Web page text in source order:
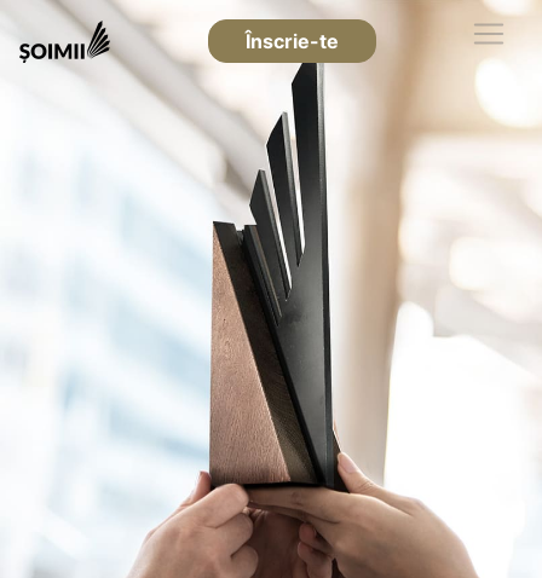
Înscrie-te